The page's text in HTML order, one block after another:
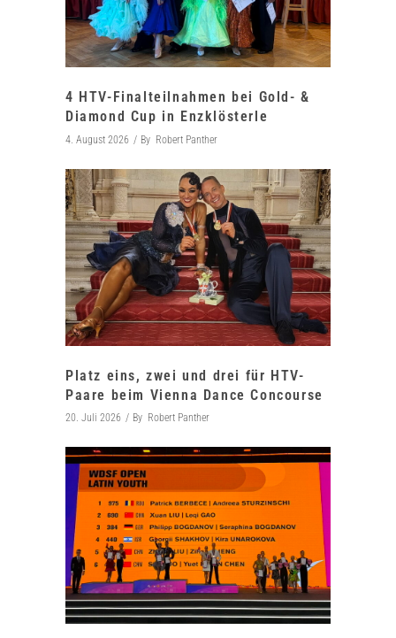
4 HTV-Finalteilnahmen bei Gold- &
Diamond Cup in Enzklösterle
4. August 2026 By Robert Panther
Platz eins, zwei und drei für HTV-
Paare beim Vienna Dance Concourse
20. Juli 2026 By Robert Panther